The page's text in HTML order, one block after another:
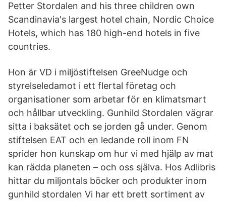
Petter Stordalen and his three children own
Scandinavia's largest hotel chain, Nordic Choice
Hotels, which has 180 high-end hotels in five
countries.
Hon är VD i miljöstiftelsen GreeNudge och
styrelseledamot i ett flertal företag och
organisationer som arbetar för en klimatsmart
och hållbar utveckling. Gunhild Stordalen vägrar
sitta i baksätet och se jorden gå under. Genom
stiftelsen EAT och en ledande roll inom FN
sprider hon kunskap om hur vi med hjälp av mat
kan rädda planeten – och oss själva. Hos Adlibris
hittar du miljontals böcker och produkter inom
gunhild stordalen Vi har ett brett sortiment av